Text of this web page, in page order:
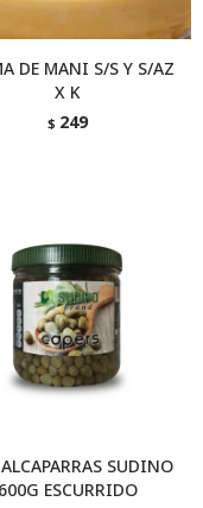
DE MANI S/S Y S/AZ
X K
$ 249
SUDINO
600G ESCURRIDO